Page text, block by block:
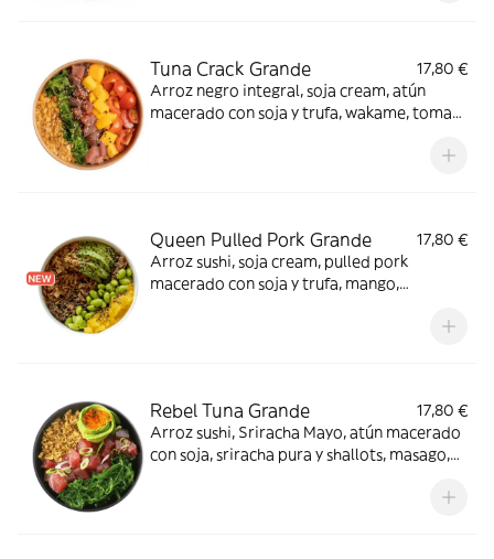
Tuna Crack Grande
17,80 €
Arroz negro integral, soja cream, atún
macerado con soja y trufa, wakame, tomate
Queen Pulled Pork Grande
17,80 €
Arroz sushi, soja cream, pulled pork
macerado con soja y trufa, mango,
Rebel Tuna Grande
17,80 €
Arroz sushi, Sriracha Mayo, atún macerado
con soja, sriracha pura y shallots, masago,